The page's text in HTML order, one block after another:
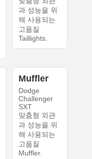
과 성능을 위
해 사용되는
고품질
Taillights.
Muffler
Dodge
Challenger
SXT
맞춤형 외관
과 성능을 위
해 사용되는
고품질
Muffler.